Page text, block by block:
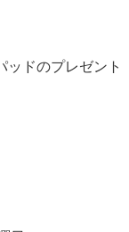
ッドのプレゼント